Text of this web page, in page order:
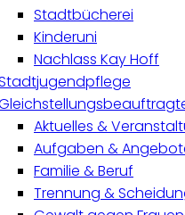
Stadtbücherei
Kinderuni
Nachlass Kay Hoff
Aktuelles &
Aufgaben &
Familie & Beruf
Trennung &